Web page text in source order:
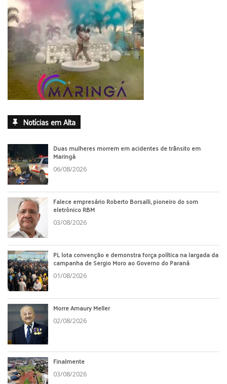
Notícias em Alta
Duas mulheres morrem em acidentes de trânsito em
Maringá
06/08/2026
Falece empresário Roberto Borsalli, pioneiro do som
eletrônico RBM
03/08/2026
PL lota convenção e demonstra força política na largada da
campanha de Sergio Moro ao Governo do Paraná
01/08/2026
Morre Amaury Meller
02/08/2026
Finalmente
03/08/2026